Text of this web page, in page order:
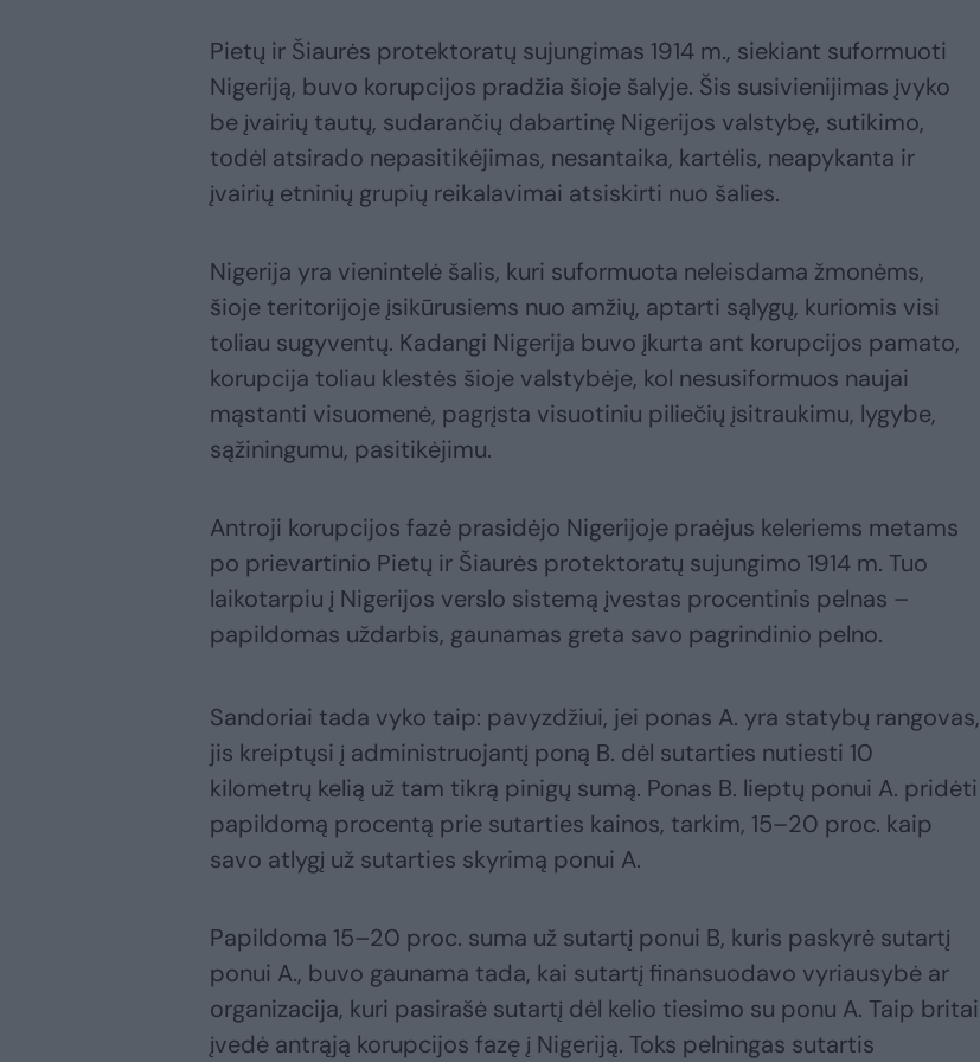
Pietų ir Šiaurės protektoratų sujungimas 1914 m., siekiant suformuoti
Nigeriją, buvo korupcijos pradžia šioje šalyje. Šis susivienijimas įvyko
be įvairių tautų, sudarančių dabartinę Nigerijos valstybę, sutikimo,
todėl atsirado nepasitikėjimas, nesantaika, kartėlis, neapykanta ir
įvairių etninių grupių reikalavimai atsiskirti nuo šalies.
Nigerija yra vienintelė šalis, kuri suformuota neleisdama žmonėms,
šioje teritorijoje įsikūrusiems nuo amžių, aptarti sąlygų, kuriomis visi
toliau sugyventų. Kadangi Nigerija buvo įkurta ant korupcijos pamato,
korupcija toliau klestės šioje valstybėje, kol nesusiformuos naujai
mąstanti visuomenė, pagrįsta visuotiniu piliečių įsitraukimu, lygybe,
sąžiningumu, pasitikėjimu.
Antroji korupcijos fazė prasidėjo Nigerijoje praėjus keleriems metams
po prievartinio Pietų ir Šiaurės protektoratų sujungimo 1914 m. Tuo
laikotarpiu į Nigerijos verslo sistemą įvestas procentinis pelnas –
papildomas uždarbis, gaunamas greta savo pagrindinio pelno.
Sandoriai tada vyko taip: pavyzdžiui, jei ponas A. yra statybų rangovas,
jis kreiptųsi į administruojantį poną B. dėl sutarties nutiesti 10
kilometrų kelią už tam tikrą pinigų sumą. Ponas B. lieptų ponui A. pridėti
papildomą procentą prie sutarties kainos, tarkim, 15–20 proc. kaip
savo atlygį už sutarties skyrimą ponui A.
Papildoma 15–20 proc. suma už sutartį ponui B, kuris paskyrė sutartį
ponui A., buvo gaunama tada, kai sutartį finansuodavo vyriausybė ar
organizacija, kuri pasirašė sutartį dėl kelio tiesimo su ponu A. Taip britai
įvedė antrąją korupcijos fazę į Nigeriją. Toks pelningas sutartis